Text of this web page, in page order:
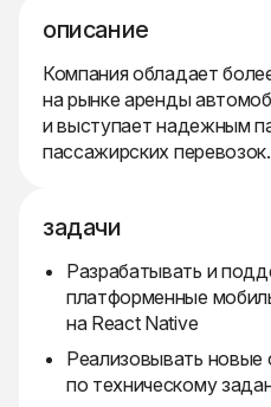
описание
Компания обладает
на рынке аренды
и выступает надежным
пассажирских перевозок.
задачи
Разрабатывать и
платформенные
на React Native
Реализовывать новые
по техническому